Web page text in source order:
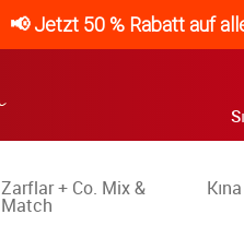
📢 Jetzt 50 % Rabatt auf
Zarflar + Co. Mix &
Match